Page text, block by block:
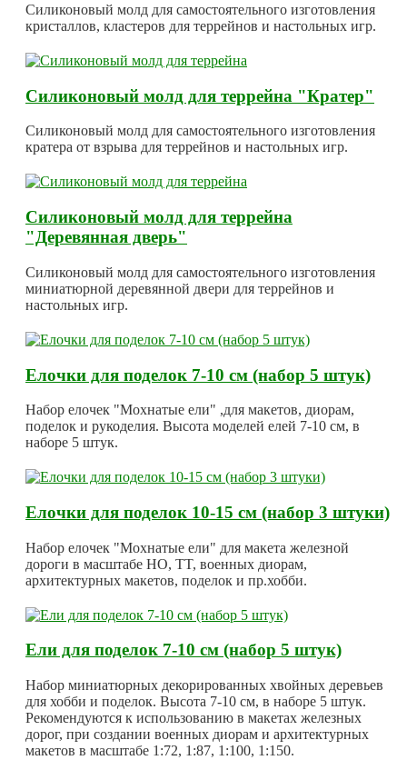
Силиконовый молд для самостоятельного изготовления
кристаллов, кластеров для террейнов и настольных игр.
Силиконовый молд для террейна "Кратер"
Силиконовый молд для самостоятельного изготовления
кратера от взрыва для террейнов и настольных игр.
Силиконовый молд для террейна
"Деревянная дверь"
Силиконовый молд для самостоятельного изготовления
миниатюрной деревянной двери для террейнов и
настольных игр.
Елочки для поделок 7-10 см (набор 5 штук)
Набор елочек "Мохнатые ели" ,для макетов, диорам,
поделок и рукоделия. Высота моделей елей 7-10 см, в
наборе 5 штук.
Елочки для поделок 10-15 см (набор 3 штуки)
Набор елочек "Мохнатые ели" для макета железной
дороги в масштабе HO, TT, военных диорам,
архитектурных макетов, поделок и пр.хобби.
Ели для поделок 7-10 см (набор 5 штук)
Набор миниатюрных декорированных хвойных деревьев
для хобби и поделок. Высота 7-10 см, в наборе 5 штук.
Рекомендуются к использованию в макетах железных
дорог, при создании военных диорам и архитектурных
макетов в масштабе 1:72, 1:87, 1:100, 1:150.